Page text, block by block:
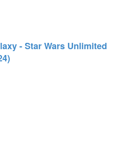
- Star Wars Unlimited